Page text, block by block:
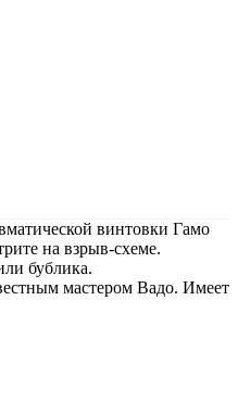
винтовки Гамо
на взрыв-схеме.
бублика.
мастером Вадо. Имеет